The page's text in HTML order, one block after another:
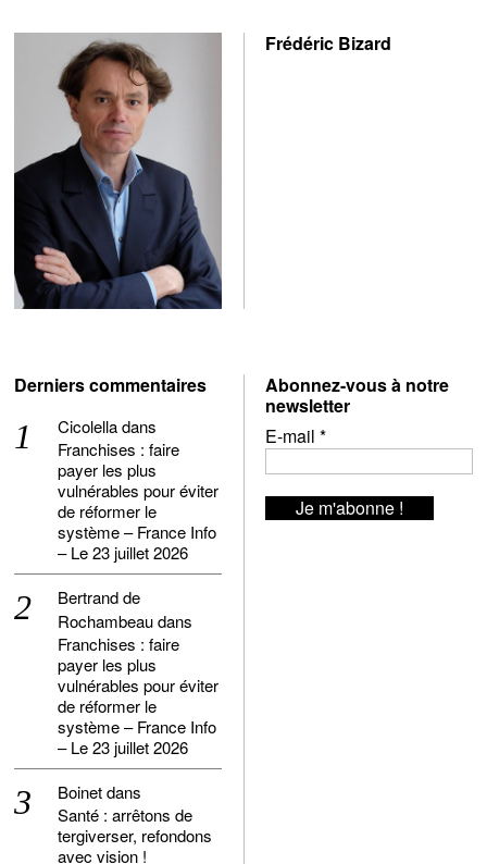
Frédéric Bizard
Derniers commentaires
Cicolelladans
Franchises : faire
payer les plus
vulnérables pour éviter
de réformer le
système – France Info
– Le 23 juillet 2026
Bertrand de
Rochambeaudans
Franchises : faire
payer les plus
vulnérables pour éviter
de réformer le
système – France Info
– Le 23 juillet 2026
Boinetdans
Santé : arrêtons de
tergiverser, refondons
avec vision !
Abonnez-vous à notre
newsletter
E-mail *